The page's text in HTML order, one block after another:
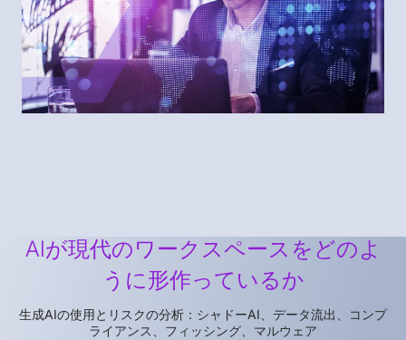
AIが現代のワークスペースをどのよ
うに形作っているか
生成AIの使用とリスクの分析：シャドーAI、データ流出、コンプ
ライアンス、フィッシング、マルウェア